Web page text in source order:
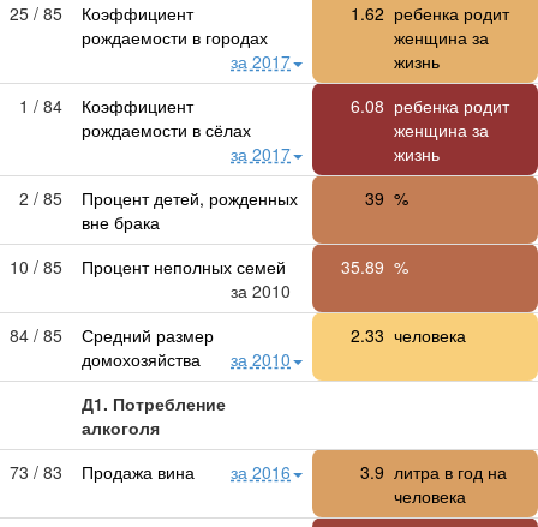
25 / 85
Коэффициент
рождаемости в городах
за 2017
1.62 ребенка родит
женщина за
жизнь
1 / 84
Коэффициент
рождаемости в сёлах
за 2017
6.08 ребенка родит
женщина за
жизнь
2 / 85
Процент детей, рожденных
вне брака
39 %
10 / 85
Процент неполных семей
за 2010
35.89 %
84 / 85
Средний размер
домохозяйства
за 2010
2.33 человека
Д1. Потребление
алкоголя
73 / 83
Продажа вина за 2016 3.9 литра в год на
человека